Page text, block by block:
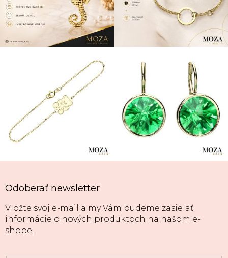
Odoberať newsletter
Vložte svoj e-mail a my Vám budeme zasielať
informácie o nových produktoch na našom e-
shope.